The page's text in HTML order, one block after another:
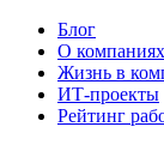
Блог
О
Жизнь в
ИТ-проекты
Рейтинг